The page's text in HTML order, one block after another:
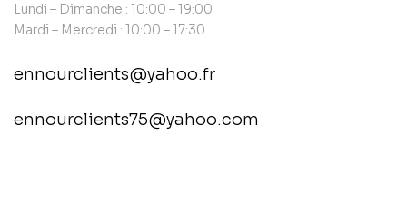
Lundi – Dimanche : 10:00 – 19:00
Mardi – Mercredi : 10:00 – 17:30
ennourclients@yahoo.fr
ennourclients75@yahoo.com